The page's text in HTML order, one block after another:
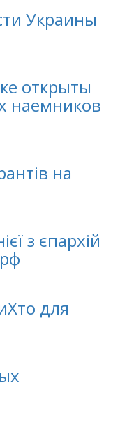
Украины
открыты
наемников
на
з єпархій
для